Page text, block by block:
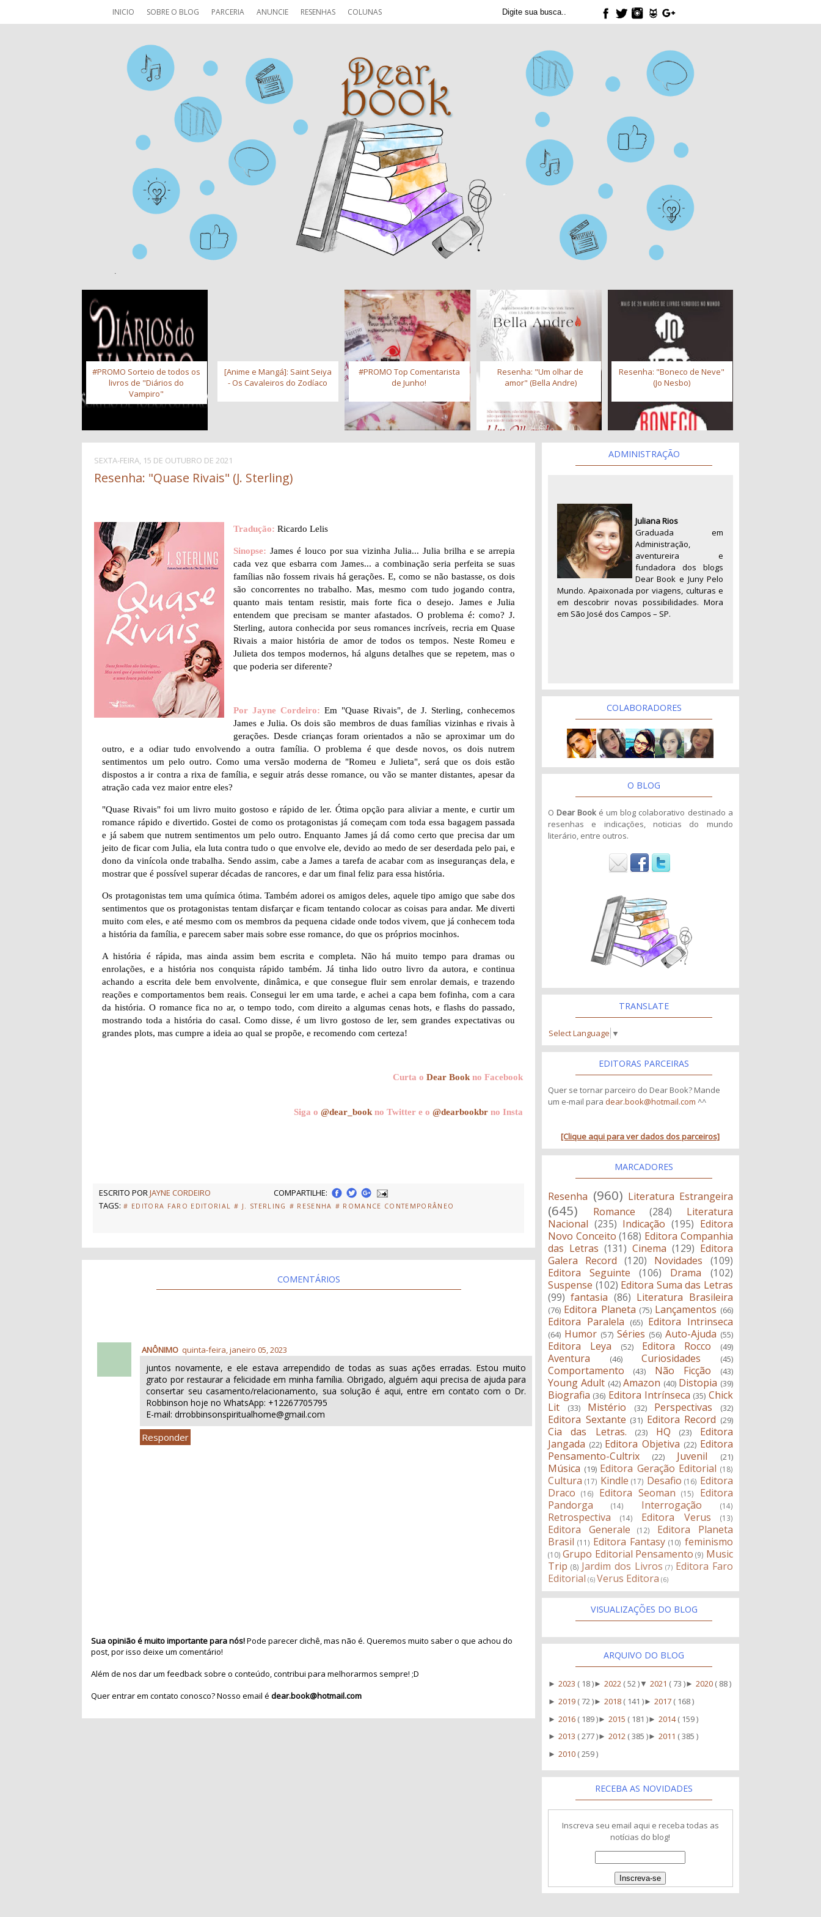
INICIO SOBRE O BLOG PARCERIA ANUNCIE RESENHAS COLUNAS
#PROMO Sorteio de todos os
livros de "Diários do
Vampiro"
[Anime e Mangá]: Saint Seiya
- Os Cavaleiros do Zodíaco
#PROMO Top Comentarista
de Junho!
Resenha: "Um olhar de
amor" (Bella Andre)
Resenha: "Boneco de Neve"
(Jo Nesbo)
SEXTA-FEIRA, 15 DE OUTUBRO DE 2021
Resenha: "Quase Rivais" (J. Sterling)
Tradução: Ricardo Lelis
Sinopse: James é louco por sua vizinha Julia... Julia brilha e se arrepia
cada vez que esbarra com James... a combinação seria perfeita se suas
famílias não fossem rivais há gerações. E, como se não bastasse, os dois
são concorrentes no trabalho. Mas, mesmo com tudo jogando contra,
quanto mais tentam resistir, mais forte fica o desejo. James e Julia
entendem que precisam se manter afastados. O problema é: como? J.
Sterling, autora conhecida por seus romances incríveis, recria em Quase
Rivais a maior história de amor de todos os tempos. Neste Romeu e
Julieta dos tempos modernos, há alguns detalhes que se repetem, mas o
que poderia ser diferente?
Por Jayne Cordeiro: Em "Quase Rivais", de J. Sterling, conhecemos
James e Julia. Os dois são membros de duas famílias vizinhas e rivais à
gerações. Desde crianças foram orientados a não se aproximar um do
outro, e a odiar tudo envolvendo a outra família. O problema é que desde novos, os dois nutrem
sentimentos um pelo outro. Como uma versão moderna de "Romeu e Julieta", será que os dois estão
dispostos a ir contra a rixa de família, e seguir atrás desse romance, ou vão se manter distantes, apesar da
atração cada vez maior entre eles?
"Quase Rivais" foi um livro muito gostoso e rápido de ler. Ótima opção para aliviar a mente, e curtir um
romance rápido e divertido. Gostei de como os protagonistas já começam com toda essa bagagem passada
e já sabem que nutrem sentimentos um pelo outro. Enquanto James já dá como certo que precisa dar um
jeito de ficar com Julia, ela luta contra tudo o que envolve ele, devido ao medo de ser deserdada pelo pai, e
dono da vinícola onde trabalha. Sendo assim, cabe a James a tarefa de acabar com as inseguranças dela, e
mostrar que é possível superar décadas de rancores, e dar um final feliz para essa história.
Os protagonistas tem uma química ótima. Também adorei os amigos deles, aquele tipo amigo que sabe dos
sentimentos que os protagonistas tentam disfarçar e ficam tentando colocar as coisas para andar. Me diverti
muito com eles, e até mesmo com os membros da pequena cidade onde todos vivem, que já conhecem toda
a história da família, e parecem saber mais sobre esse romance, do que os próprios mocinhos.
A história é rápida, mas ainda assim bem escrita e completa. Não há muito tempo para dramas ou
enrolações, e a história nos conquista rápido também. Já tinha lido outro livro da autora, e continua
achando a escrita dele bem envolvente, dinâmica, e que consegue fluir sem enrolar demais, e trazendo
reações e comportamentos bem reais. Consegui ler em uma tarde, e achei a capa bem fofinha, com a cara
da história. O romance fica no ar, o tempo todo, com direito a algumas cenas hots, e flashs do passado,
mostrando toda a história do casal. Como disse, é um livro gostoso de ler, sem grandes expectativas ou
grandes plots, mas cumpre a ideia ao qual se propõe, e recomendo com certeza!
Curta oDear Book no Facebook
Siga o@dear_book no Twitter e o@dearbookbr no Insta
ESCRITO PORJAYNE CORDEIRO
COMPARTILHE:
TAGS: # EDITORA FARO EDITORIAL # J. STERLING # RESENHA # ROMANCE CONTEMPORÂNEO
COMENTÁRIOS
ANÔNIMO quinta-feira, janeiro 05, 2023
juntos novamente, e ele estava arrependido de todas as suas ações erradas. Estou muito
grato por restaurar a felicidade em minha família. Obrigado, alguém aqui precisa de ajuda para
consertar seu casamento/relacionamento, sua solução é aqui, entre em contato com o Dr.
Robbinson hoje no WhatsApp: +12267705795
E-mail: drrobbinsonspiritualhome@gmail.com
Responder
Sua opinião é muito importante para nós!Pode parecer clichê, mas não é. Queremos muito saber o que achou do
post, por isso deixe um comentário!
Além de nos dar um feedback sobre o conteúdo, contribui para melhorarmos sempre! ;D
Quer entrar em contato conosco? Nosso email édear.book@hotmail.com
ADMINISTRAÇÃO
Juliana Rios
Graduada em
Administração,
aventureira e
fundadora dos blogs
Dear Book e Juny Pelo
Mundo. Apaixonada por viagens, culturas e
em descobrir novas possibilidades. Mora
em São José dos Campos – SP.
COLABORADORES
O BLOG
O Dear Book é um blog colaborativo destinado a
resenhas e indicações, noticias do mundo
literário, entre outros.
TRANSLATE
Select Language ▼
EDITORAS PARCEIRAS
Quer se tornar parceiro do Dear Book? Mande
um e-mail para dear.book@hotmail.com ^^
[Clique aqui para ver dados dos parceiros]
MARCADORES
Resenha (960) Literatura Estrangeira
(645) Romance (284)
Literatura
Nacional (235) Indicação (195) Editora
Novo Conceito (168) Editora Companhia
das Letras (131) Cinema (129) Editora
Galera Record
(120) Novidades
(109)
Editora Seguinte
(106) Drama
(102)
Suspense (102) Editora Suma das Letras
(99) fantasia (86) Literatura Brasileira
(76) Editora Planeta (75) Lançamentos (66)
Editora Paralela (65) Editora Intrinseca
(64) Humor (57) Séries (56) Auto-Ajuda (55)
Editora Leya (52) Editora Rocco (49)
Aventura (46) Curiosidades (45)
Comportamento (43) Não Ficção (43)
Young Adult (42) Amazon (40) Distopia (39)
Biografia (36) Editora Intrínseca (35) Chick
Lit
(33) Mistério (32) Perspectivas (32)
Editora Sextante (31) Editora Record (29)
Cia das Letras. (23) HQ (23)
Editora
Jangada (22) Editora Objetiva (22) Editora
Pensamento-Cultrix
(22) Juvenil (21)
Música (19) Editora Geração Editorial (18)
Cultura (17) Kindle (17) Desafio (16) Editora
Draco
(16) Editora Seoman (15)
Editora
Pandorga
(14) Interrogação (14)
Retrospectiva (14) Editora Verus (13)
Editora Generale (12)
Editora Planeta
Brasil (11) Editora Fantasy (10) feminismo
(10) Grupo Editorial Pensamento (9) Music
Trip (8) Jardim dos Livros (7) Editora Faro
Editorial (6) Verus Editora (6)
VISUALIZAÇÕES DO BLOG
ARQUIVO DO BLOG
►2023 ( 18 )►2022 ( 52 ) ▼2021 ( 73 )►2020 ( 88 )
►2019 ( 72 )►2018 ( 141 )►2017 ( 168 )
►2016 ( 189 )►2015 ( 181 )►2014( 159 )
►2013 ( 277 )►2012 ( 385 )►2011 ( 385 )
►2010 ( 259 )
RECEBA AS NOVIDADES
Inscreva seu email aqui e receba todas as
notícias do blog!